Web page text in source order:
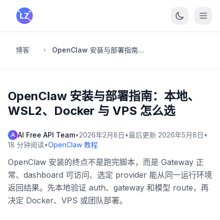
跳转到主要内容
博客 OpenClaw 安装与部署指南：本地、WSL2、Docker 与 VPS 怎么选
OpenClaw 安装与部署指南：本地、
WSL2、Docker 与 VPS 怎么选
A AI Free API Team•2026年2月8日 •最后更新 2026年5月8日 •
18 分钟阅读•OpenClaw 教程
OpenClaw 安装的终点不是跑完脚本，而是 Gateway 正
常、dashboard 可访问、选定 provider 能从同一运行环境
返回结果。先本地验证 auth、gateway 和模型 route，再
决定 Docker、VPS 或团队部署。